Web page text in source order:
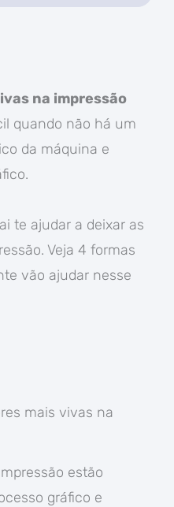
na impressão
quando não há um
da máquina e
te ajudar a deixar as
Veja 4 formas
vão ajudar nesse
mais vivas na
estão
gráfico e